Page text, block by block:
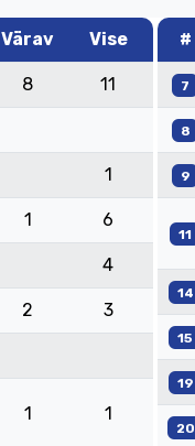
Värav Vise
8 11
1
1 6
4
2 3
1 1
#
7
8
9
11
14
15
19
20